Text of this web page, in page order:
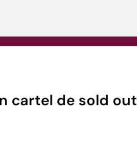
cartel de sold out